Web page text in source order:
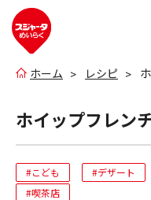
ホーム レシピ
ホイップフレン
#こども #デザート
#喫茶店